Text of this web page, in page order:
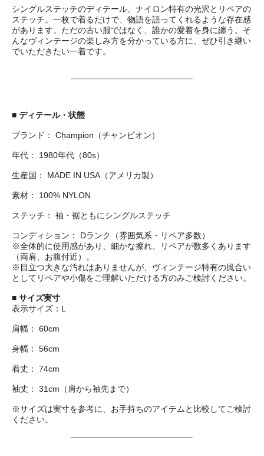
シングルステッチのディテール、ナイロン特有の光沢とリペアの
ステッチ。一枚で着るだけで、物語を語ってくれるような存在感
があります。ただの古い服ではなく、誰かの愛着を身に纏う。そ
んなヴィンテージの楽しみ方を分かっている方に、ぜひ引き継い
でいただきたい一着です。
■ ディテール・状態
ブランド： Champion（チャンピオン）
年代： 1980年代（80s）
生産国： MADE IN USA（アメリカ製）
素材： 100% NYLON
ステッチ： 袖・裾ともにシングルステッチ
コンディション： Dランク（雰囲気系・リペア多数）
※全体的に使用感があり、細かな擦れ、リペアが数多くあります
（両肩、お腹付近）。
※目立つ大きな汚れはありませんが、ヴィンテージ特有の風合い
としてリペアや小傷をご理解いただける方のみご検討ください。
■ サイズ実寸
表示サイズ：L
肩幅： 60cm
身幅： 56cm
着丈： 74cm
袖丈： 31cm（肩から袖先まで）
※サイズは実寸を参考に、お手持ちのアイテムと比較してご検討
ください。